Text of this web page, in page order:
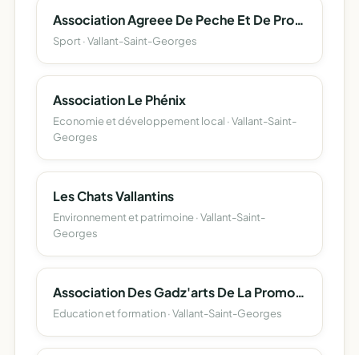
Association Agreee De Peche Et De Protection Du Milieu Aquatique De Vallant Saint Georges A.a.p.p.m.a
Sport · Vallant-Saint-Georges
Association Le Phénix
Economie et développement local · Vallant-Saint-
Georges
Les Chats Vallantins
Environnement et patrimoine · Vallant-Saint-
Georges
Association Des Gadz'arts De La Promo Me 198 - 201/202
Education et formation · Vallant-Saint-Georges